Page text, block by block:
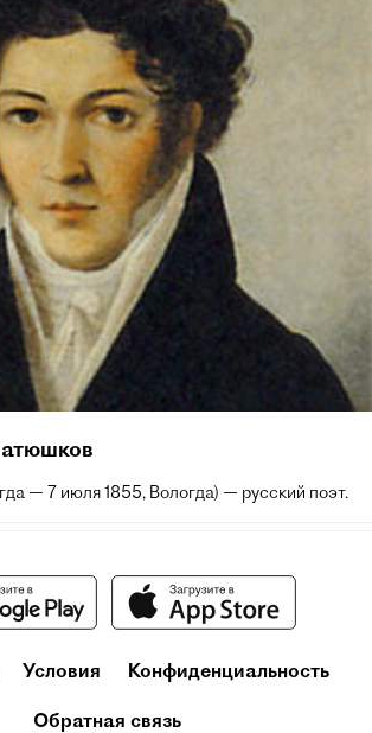
— 7 июля 1855, Вологда) — русский поэт.
Условия Конфиденциальность
Обратная связь